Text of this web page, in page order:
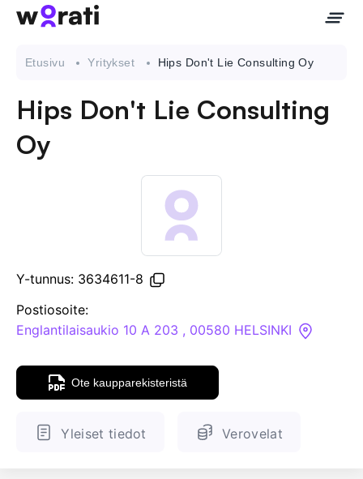
Tietoa meistä
API
Pakotehaku
ENGLANTI SUOMALAINEN
Etusivu Yritykset Hips Don't Lie Consulting Oy
Hips Don't Lie Consulting
Oy
Y-tunnus: 3634611-8
Postiosoite:
Englantilaisaukio 10 A 203 , 00580 HELSINKI
Ote kaupparekisteristä
Yleiset tiedot Verovelat